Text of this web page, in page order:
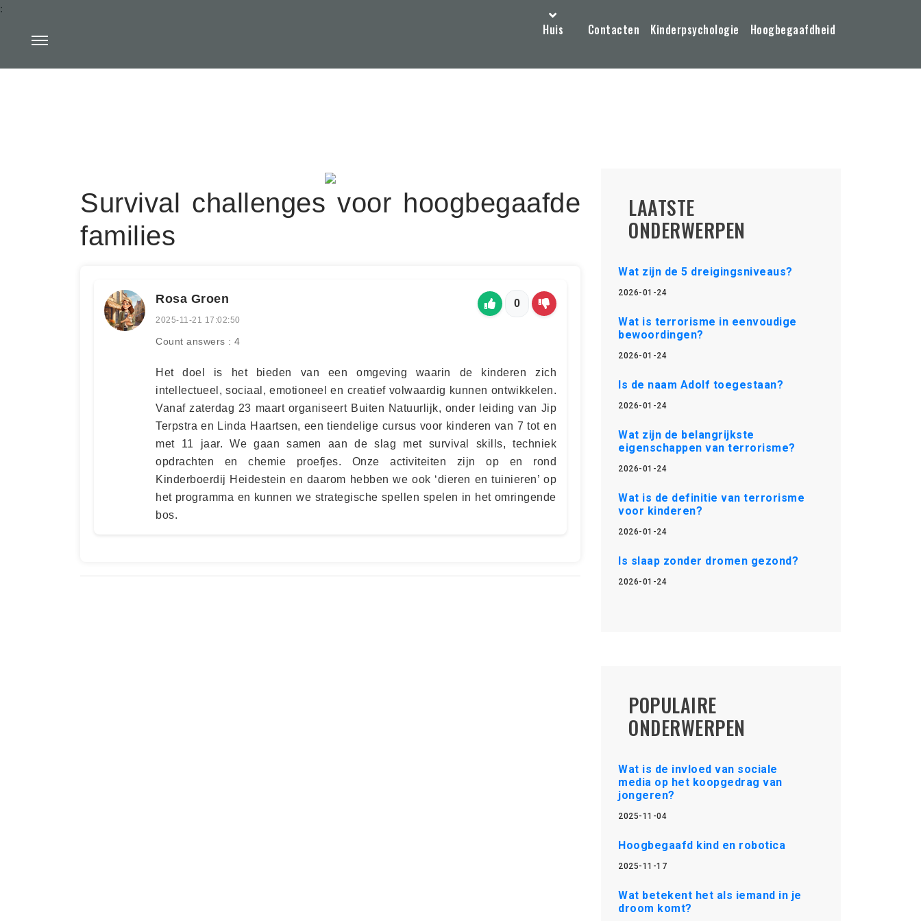
Huis Contacten Kinderpsychologie Hoogbegaafdheid
:
Survival challenges voor hoogbegaafde
families
Rosa Groen
2025-11-21 17:02:50
Count answers : 4
0
Het doel is het bieden van een omgeving waarin de kinderen zich
intellectueel, sociaal, emotioneel en creatief volwaardig kunnen ontwikkelen.
Vanaf zaterdag 23 maart organiseert Buiten Natuurlijk, onder leiding van Jip
Terpstra en Linda Haartsen, een tiendelige cursus voor kinderen van 7 tot en
met 11 jaar. We gaan samen aan de slag met survival skills, techniek
opdrachten en chemie proefjes. Onze activiteiten zijn op en rond
Kinderboerdij Heidestein en daarom hebben we ook ‘dieren en tuinieren’ op
het programma en kunnen we strategische spellen spelen in het omringende
bos.
LAATSTE
ONDERWERPEN
Wat zijn de 5 dreigingsniveaus?
2026-01-24
Wat is terrorisme in eenvoudige
bewoordingen?
2026-01-24
Is de naam Adolf toegestaan?
2026-01-24
Wat zijn de belangrijkste
eigenschappen van terrorisme?
2026-01-24
Wat is de definitie van terrorisme
voor kinderen?
2026-01-24
Is slaap zonder dromen gezond?
2026-01-24
POPULAIRE
ONDERWERPEN
Wat is de invloed van sociale
media op het koopgedrag van
jongeren?
2025-11-04
Hoogbegaafd kind en robotica
2025-11-17
Wat betekent het als iemand in je
droom komt?